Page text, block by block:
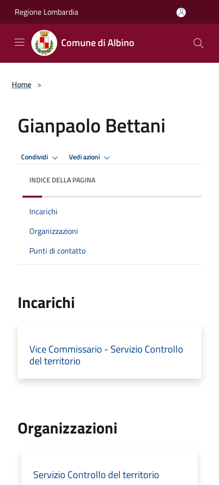
Regione Lombardia
Comune di Albino
Home >
Gianpaolo Bettani
Condividi Vedi azioni
INDICE DELLA PAGINA
Incarichi
Organizzazioni
Punti di contatto
Incarichi
Vice Commissario - Servizio Controllo
del territorio
Organizzazioni
Servizio Controllo del territorio